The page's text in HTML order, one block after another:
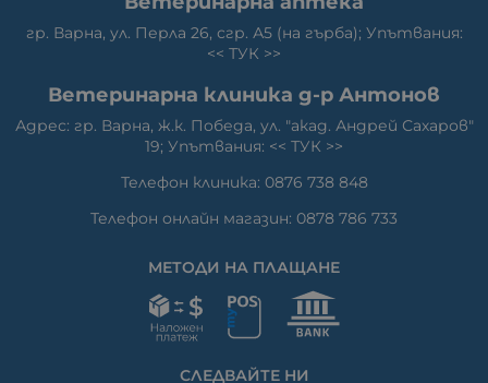
гр. Варна, ул. Перла 26, сгр. А5 (на гърба); Упътвания:
<< ТУК >>
Ветеринарна клиника д-р Антонов
Адрес: гр. Варна, ж.к. Победа, ул. "акад. Андрей Сахаров"
19; Упътвания: << ТУК >>
Телефон клиника: 0876 738 848
Телефон онлайн магазин: 0878 786 733
МЕТОДИ НА ПЛАЩАНЕ
СЛЕДВАЙТЕ НИ